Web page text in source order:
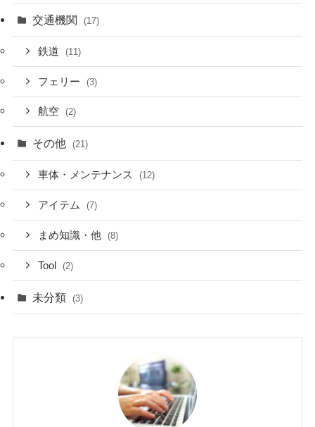
交通機関 (17)
鉄道 (11)
フェリー (3)
航空 (2)
その他 (21)
車体・メンテナンス (12)
アイテム (7)
まめ知識・他 (8)
Tool (2)
未分類 (3)